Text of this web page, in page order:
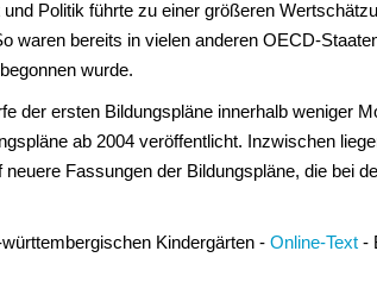
Politik führte zu einer größeren
waren bereits in vielen anderen OECD-
wurde.
der ersten Bildungspläne innerhalb weniger
ab 2004 veröffentlicht. Inzwischen
Fassungen der Bildungspläne, die bei
Kindergärten - Online-Text-